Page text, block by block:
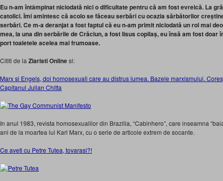
Eu n-am întâmpinat niciodată nici o dificultate pentru că am fost evreică. La
catolici. Îmi amintesc că acolo se făceau serbări cu ocazia sărbătorilor
serbări. Ce m‑a deranjat a fost faptul că eu n‑am primit niciodată un rol mai
mea, la una din serbările de Crăciun, a fost Iisus copilaș, eu însă am fost doar
port toaletele acelea mai frumoase.
Cititi de la Ziaristi Onlinesi:
Marx si Engels, doi homosexuali care au distrus lumea. Bazele marxismului.
Capitanul Julian Chitta
In anul 1983, revista homosexualilor din Brazilia, “Cabinhero”, care inseamna
ani de la moartea lui Karl Marx, cu o serie de articole extrem de socante.
Ce aveti cu Petre Tutea, tovarasi?!